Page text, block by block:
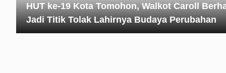
HUT ke-19 Kota Tomohon, Walkot Caroll
Jadi Titik Tolak Lahirnya Budaya Perubahan